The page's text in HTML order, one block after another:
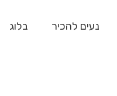
נעים להכיר בלוג